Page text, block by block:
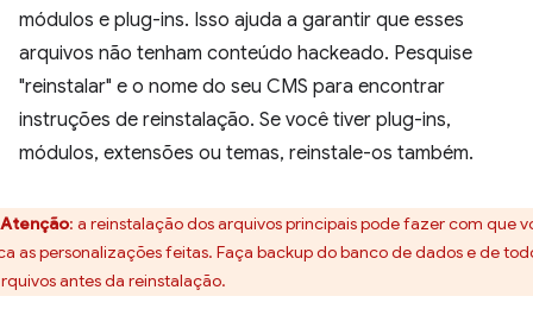
módulos e plug-ins. Isso ajuda a garantir que esses
arquivos não tenham conteúdo hackeado. Pesquise
"reinstalar" e o nome do seu CMS para encontrar
instruções de reinstalação. Se você tiver plug-ins,
módulos, extensões ou temas, reinstale-os também.
Atenção: a reinstalação dos arquivos principais pode fazer com que
as personalizações feitas. Faça backup do banco de dados e de
antes da reinstalação.